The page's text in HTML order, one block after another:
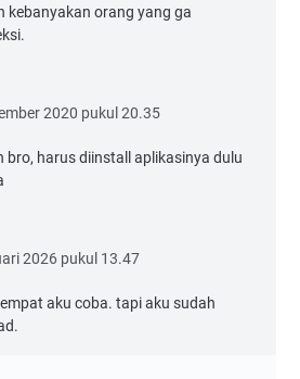
kebanyakan orang yang ga
2020 pukul 20.35
bro, harus diinstall aplikasinya dulu
2026 pukul 13.47
aku coba. tapi aku sudah